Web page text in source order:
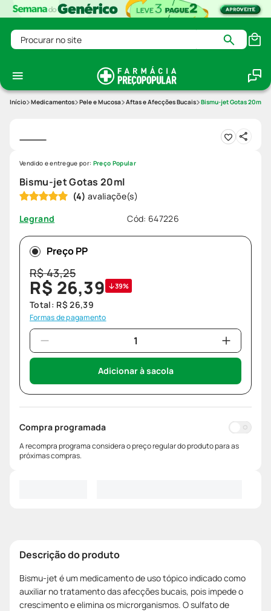
Procurar no site
Medicamentos Pele e Mucosa Aftas e Afecções Bucais Bismu-jet Gotas 20ml
Bismu-jet Gotas 20ml
(4)
Legrand
Cód: 647226
Vendido e entregue por: Preço Popular
Preço PP
R$43,25
R$ 26,39 39%
Total: R$ 26,39
Formas de pagamento
Adicionar à sacola
Compra programada
A recompra programa considera o preço regular do produto para as
próximas compras.
Descrição do produto
Bismu-jet é um medicamento de uso tópico indicado como
auxiliar no tratamento das afecções bucais, pois impede o
crescimento e elimina os microrganismos. O sulfato de